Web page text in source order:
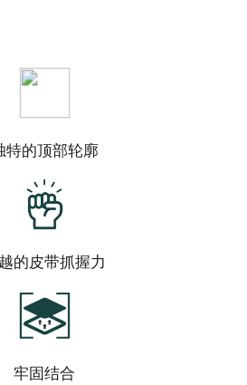
特的顶部轮廓
的皮带抓握力
牢固结合